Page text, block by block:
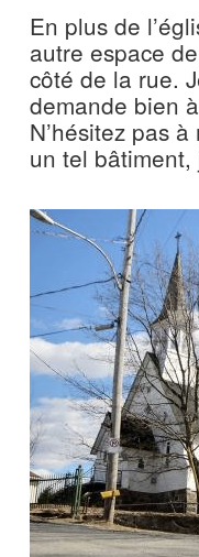
En plus de
autre espace
côté de la rue.
demande bien
N’hésitez pas
un tel